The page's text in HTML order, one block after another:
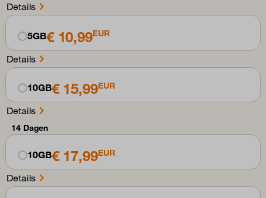
Details
5GB€ 10,99EUR
Details
10GB€ 15,99EUR
Details
14 Dagen
10GB€ 17,99EUR
Details